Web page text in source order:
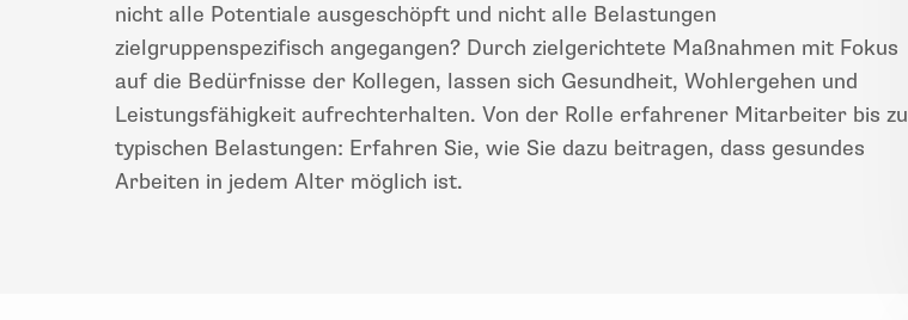
nicht alle Potentiale ausgeschöpft und nicht alle Belastungen
zielgruppenspezifisch angegangen? Durch zielgerichtete Maßnahmen mit Fokus
auf die Bedürfnisse der Kollegen, lassen sich Gesundheit, Wohlergehen und
Leistungsfähigkeit aufrechterhalten. Von der Rolle erfahrener Mitarbeiter bis zu
typischen Belastungen: Erfahren Sie, wie Sie dazu beitragen, dass gesundes
Arbeiten in jedem Alter möglich ist.